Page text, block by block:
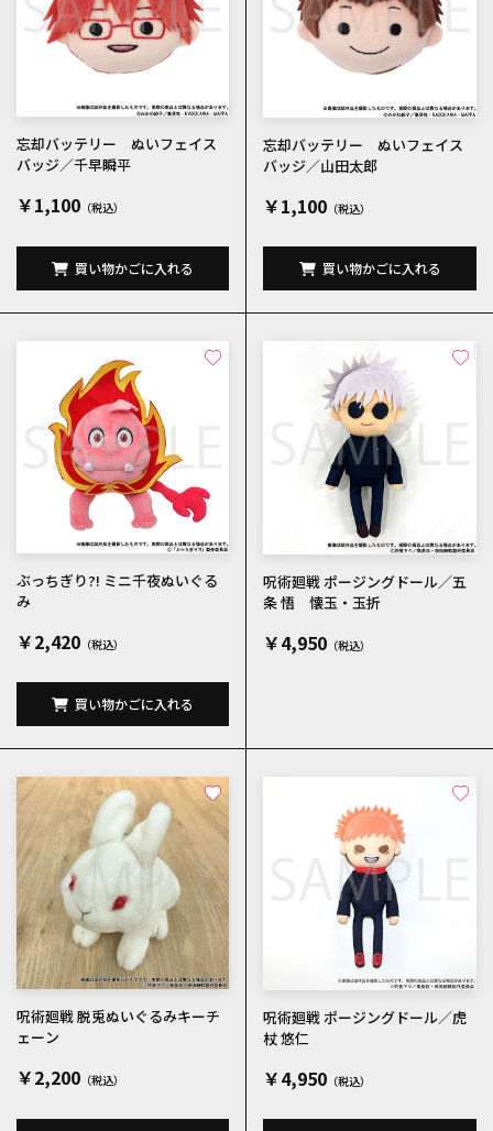
忘却バッテリー ぬいフェイス
バッジ／千早瞬平
￥1,100
買い物かごに入れる
忘却バッテリー ぬいフェイス
バッジ／山田太郎
￥1,100
買い物かごに入れる
ぶっちぎり?! ミニ千夜ぬいぐる
み
￥2,420
買い物かごに入れる
呪術廻戦 ポージングドール／五
条 悟 懐玉・玉折
￥4,950
呪術廻戦 脱兎ぬいぐるみキーチ
ェーン
￥2,200
呪術廻戦 ポージングドール／虎
杖 悠仁
￥4,950